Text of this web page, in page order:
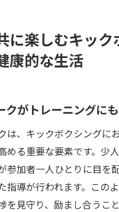
に楽しむキック
康的な生活
クがトレーニングに
は、キックボクシングに
める重要な要素です。少
参加者一人ひとりに目を
指導が行われます。この
を見守り、励まし合うこ